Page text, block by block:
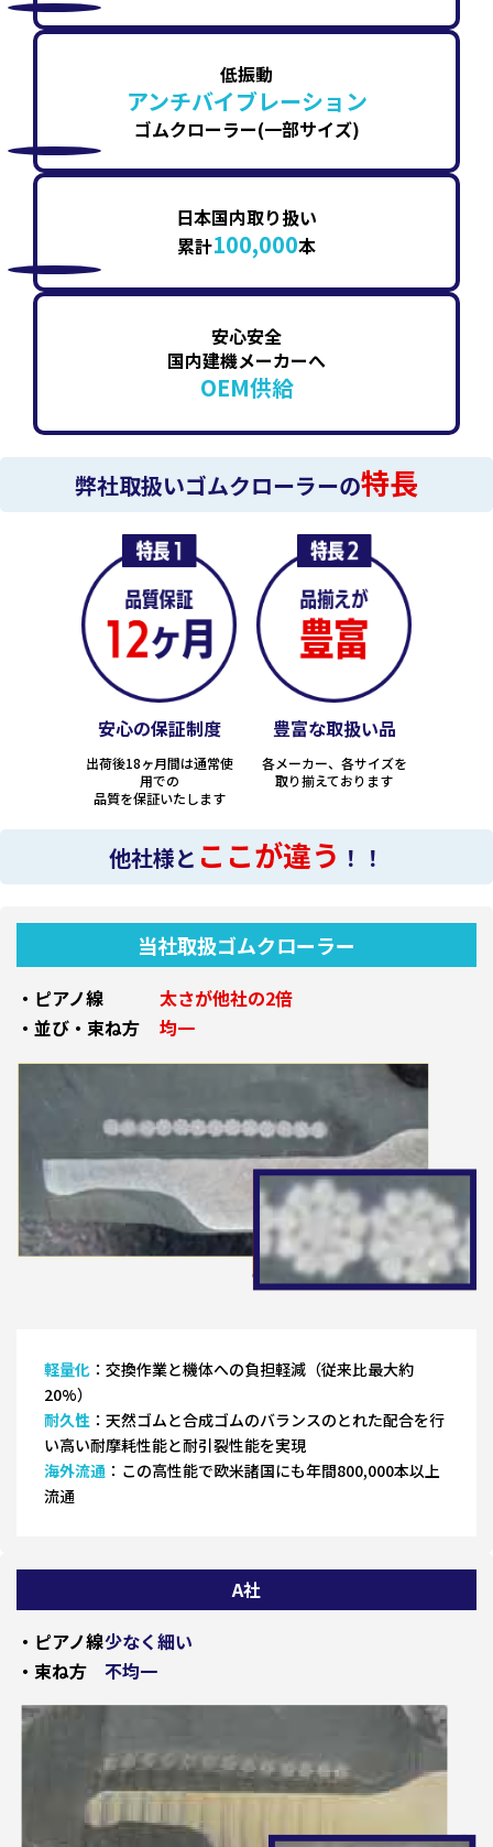
低振動
アンチバイブレーション
ゴムクローラー(一部サイズ)
日本国内取り扱い
累計100,000本
安心安全
国内建機メーカーへ
OEM供給
弊社取扱いゴムクローラーの特長
安心の保証制度
出荷後18ヶ月間は通常使
用での
品質を保証いたします
豊富な取扱い品
各メーカー、各サイズを
取り揃えております
他社様と ここが違う ！！
当社取扱ゴムクローラー
・ピアノ線
太さが他社の2倍
・並び・束ね方
均一
軽量化 ：交換作業と機体への負担軽減（従来比最大約
20%）
耐久性 ：天然ゴムと合成ゴムのバランスのとれた配合を行
い高い耐摩耗性能と耐引裂性能を実現
海外流通 ：この高性能で欧米諸国にも年間800,000本以上
流通
A社
・ピアノ線少なく細い
・束ね方
不均一